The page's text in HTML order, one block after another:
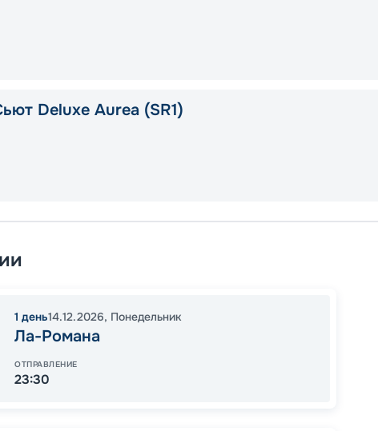
Deluxe Aurea (SR1)
1 день14.12.2026, Понедельник
Ла-Романа
ОТПРАВЛЕНИЕ
23:30